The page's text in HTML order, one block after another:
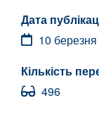
Дата
10
Кількість
496